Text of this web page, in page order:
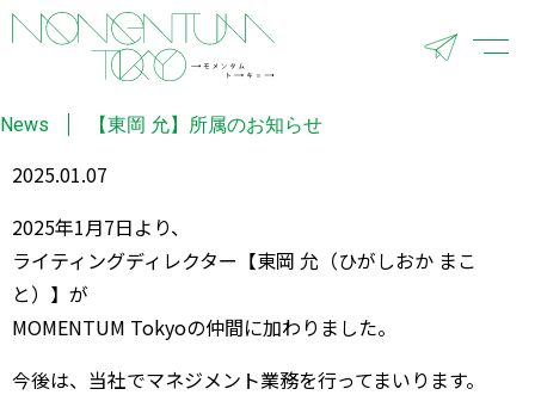
News 【東岡 允】所属のお知らせ
2025.01.07
2025年1月7日より、
ライティングディレクター【東岡 允（ひがしおか まこ
と）】が
MOMENTUM Tokyoの仲間に加わりました。
今後は、当社でマネジメント業務を行ってまいります。